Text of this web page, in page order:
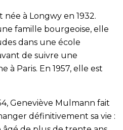
à Longwy en 1932.
famille bourgeoise, elle
dans une école
de suivre une
à Paris. En 1957, elle est
Geneviève Mulmann fait
définitivement sa vie :